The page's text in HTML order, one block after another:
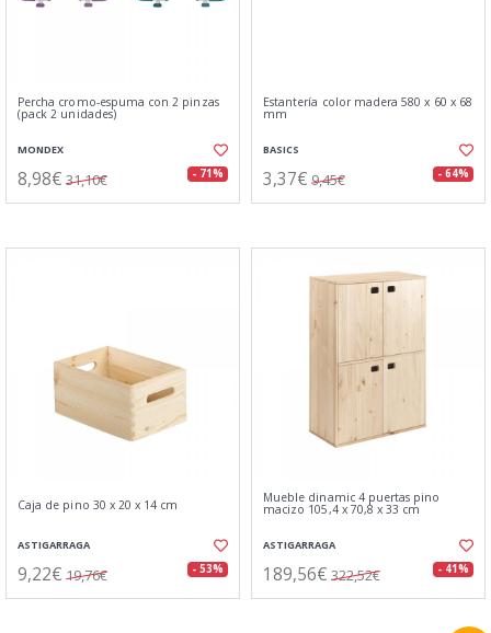
Percha cromo-espuma con 2 pinzas
(pack 2 unidades)
MONDEX
8,98€ 31,10€ - 71%
Estantería color madera 580 x 60 x 68
mm
BASICS
3,37€ 9,45€ - 64%
Caja de pino 30 x 20 x 14 cm
ASTIGARRAGA
9,22€ 19,76€ - 53%
Mueble dinamic 4 puertas pino
macizo 105,4 x 70,8 x 33 cm
ASTIGARRAGA
189,56€ 322,52€ - 41%